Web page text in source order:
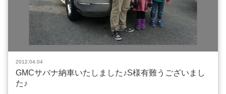
2012.04.04
GMCサバナ納車いたしました♪S様有難うございまし
た♪